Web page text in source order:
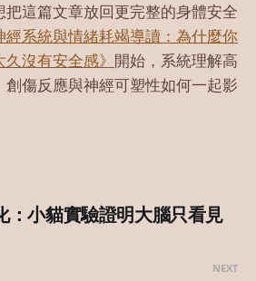
把這篇文章放回更完整的身體安全
經系統與情緒耗竭導讀：為什麼你
沒有安全感》 開始，系統理解高
傷反應與神經可塑性如何一起影
：小貓實驗證明大腦只看見
NEXT